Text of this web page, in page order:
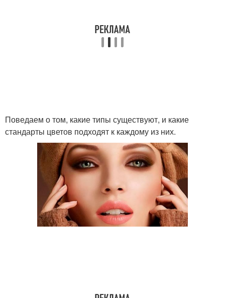
Поведаем о том, какие типы существуют, и какие
стандарты цветов подходят к каждому из них.